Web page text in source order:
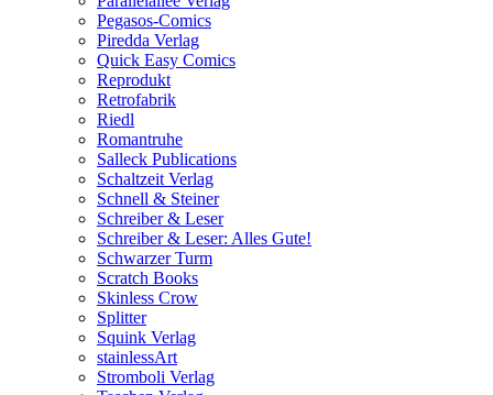
Pegasos-Comics
Piredda Verlag
Quick Easy Comics
Reprodukt
Retrofabrik
Riedl
Romantruhe
Salleck Publications
Schaltzeit Verlag
Schnell & Steiner
Schreiber & Leser
Schreiber & Leser: Alles Gute!
Schwarzer Turm
Scratch Books
Skinless Crow
Splitter
Squink Verlag
stainlessArt
Stromboli Verlag